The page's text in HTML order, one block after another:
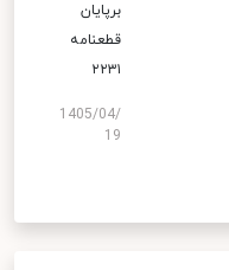
برپایان
قطعنامه
۲۲۳۱
1405/04/
19